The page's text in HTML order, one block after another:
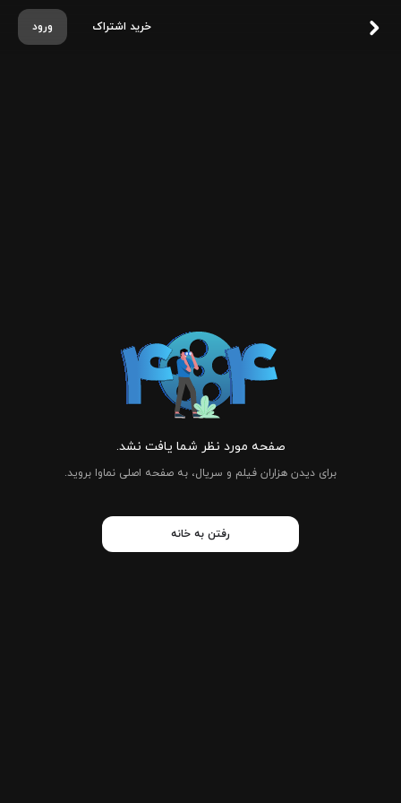
ورود خرید اشتراک
صفحه مورد نظر شما یافت نشد.
برای دیدن هزاران فیلم و سریال، به صفحه اصلی نماوا بروید.
رفتن به خانه